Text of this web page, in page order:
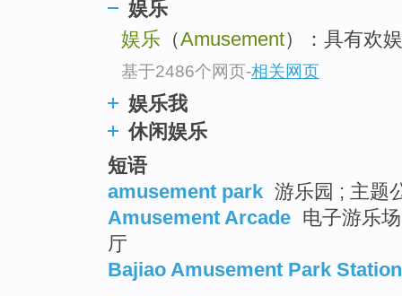
娱乐
娱乐 （Amusement）：具有欢
基于2486个网页-相关网页
娱乐我
休闲娱乐
短语
amusement park 游乐园 ; 主题
Amusement Arcade 电子游乐
厅
Bajiao Amusement Park Station